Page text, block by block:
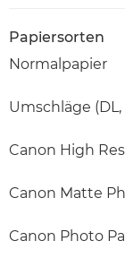
Papiersorten
Normalpapier
Umschläge (DL,
Canon High
Canon Matte
Canon Photo